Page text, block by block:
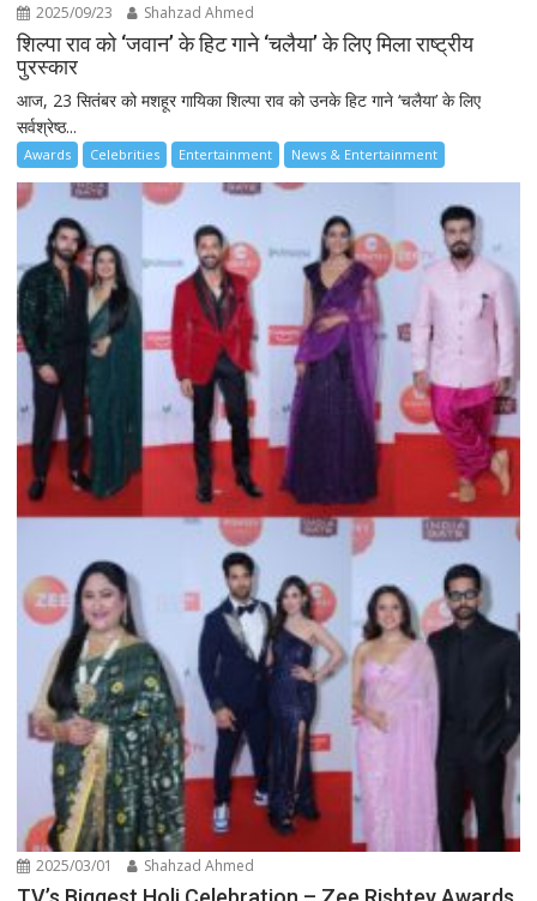
2025/09/23 Shahzad Ahmed
शिल्पा राव को ‘जवान’ के हिट गाने ‘चलैया’ के लिए मिला राष्ट्रीय
पुरस्कार
आज, 23 सितंबर को मशहूर गायिका शिल्पा राव को उनके हिट गाने ‘चलैया’ के लिए
सर्वश्रेष्ठ...
Awards Celebrities Entertainment News & Entertainment
2025/03/01 Shahzad Ahmed